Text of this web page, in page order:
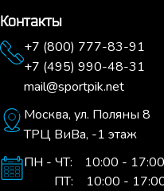
Контакты
+7 (800) 777-83-91
+7 (495) 990-48-31
mail@sportpik.net
Москва, ул. Поляны 8
ТРЦ ВиВа, -1 этаж
ПН - ЧТ:
10:00 - 17:00
ПТ:
10:00 -